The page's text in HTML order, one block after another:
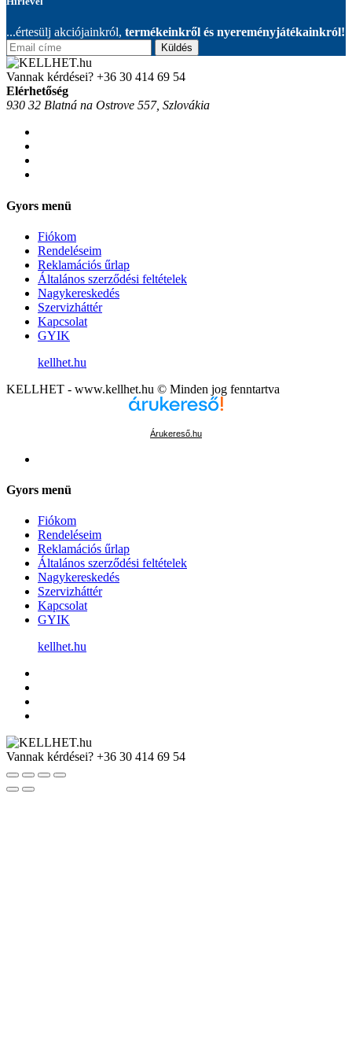
...értesülj akciójainkról, termékeinkről és nyereményjátékainkról!
Küldés
Vannak kérdései? +36 30 414 69 54
Elérhetőség
930 32 Blatná na Ostrove 557, Szlovákia
Gyors menü
Fiókom
Rendeléseim
Reklamációs űrlap
Általános szerződési feltételek
Nagykereskedés
Szervizháttér
Kapcsolat
GYIK
kellhet.hu
KELLHET - www.kellhet.hu © Minden jog fenntartva
Árukereső.hu
Gyors menü
Fiókom
Rendeléseim
Reklamációs űrlap
Általános szerződési feltételek
Nagykereskedés
Szervizháttér
Kapcsolat
GYIK
kellhet.hu
Vannak kérdései? +36 30 414 69 54